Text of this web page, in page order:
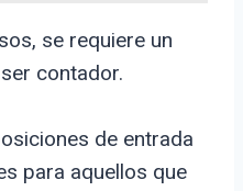
se requiere un
contador.
de entrada
para aquellos que